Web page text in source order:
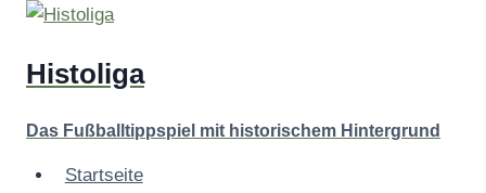
Zum
springen
Histoliga
Das Fußballtippspiel mit historischem Hintergrund
Startseite